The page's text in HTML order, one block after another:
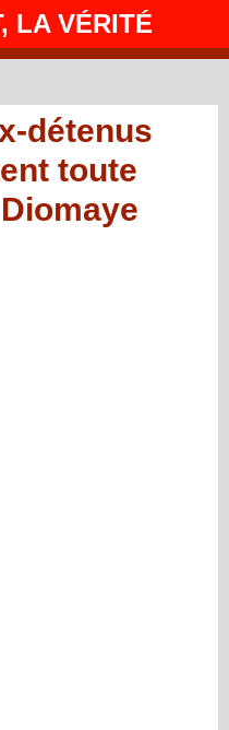
LA VÉRITÉ
détenus
toute